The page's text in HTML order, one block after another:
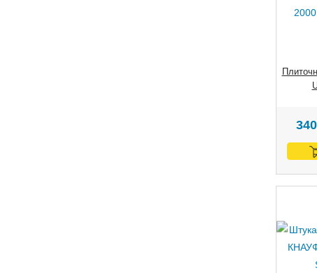
340